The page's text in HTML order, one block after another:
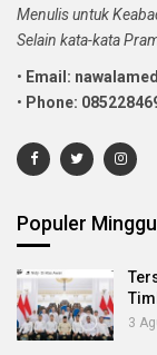
Menulis untuk
Selain kata-kata
• Email:
• Phone:
Populer
3